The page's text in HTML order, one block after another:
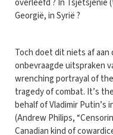
overleefd ? In Tsjetsjenië
Georgië, in Syrië ?
Toch doet dit niets af aan
onbevraagde uitspraken
wrenching portrayal of
tragedy of combat. It’s
behalf of Vladimir Putin’s
(Andrew Philips,
Canadian kind of